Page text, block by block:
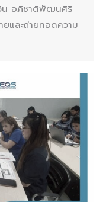
วิน อภิชาติพัฒนศิริ
ยและถ่ายทอดความ